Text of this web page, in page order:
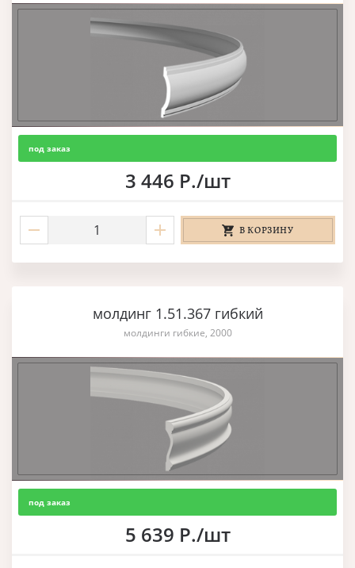
под заказ
3 446 Р./шт
В КОРЗИНУ
молдинг 1.51.367 гибкий
молдинги гибкие, 2000
под заказ
5 639 Р./шт